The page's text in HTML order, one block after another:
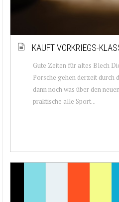
KAUFT VORKRIEGS-
Gute Zeiten für altes Blech
Porsche gehen derzeit durch
dann noch was über den
praktische alle Sport...